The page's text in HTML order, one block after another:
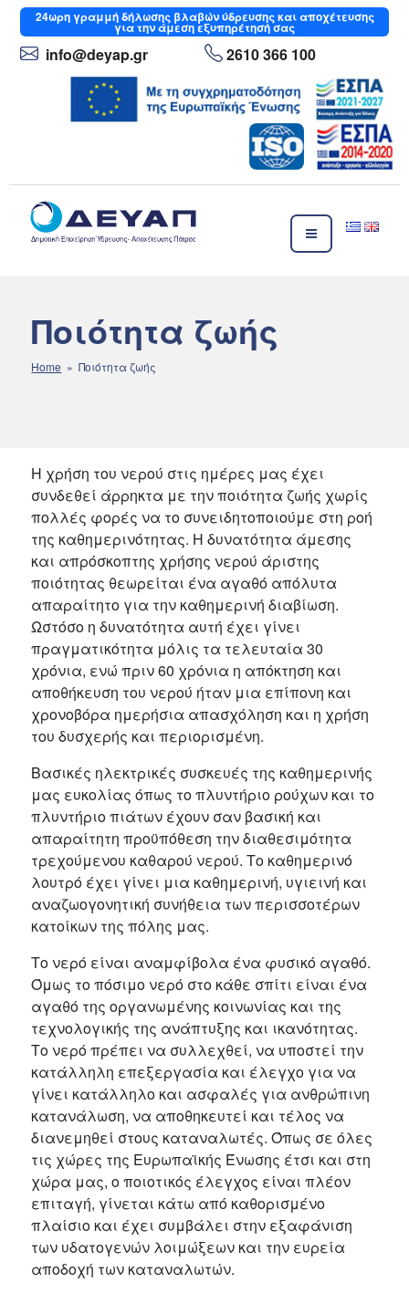
Μετάβαση
στο
περιεχόμενο
24ωρηγραμμή δήλωσης βλαβών ύδρευσης και αποχέτευσης
για την άμεση εξυπηρέτησή σας
info@deyap.gr 2610 366 100
Δημοτική Επιχείρηση Ύδρευσης- Αποχέτευσης Πάτρας
Ποιότητα ζωής
Home » Ποιότητα ζωής
Η χρήση του νερού στις ημέρες μας έχει
συνδεθεί άρρηκτα με την ποιότητα ζωής χωρίς
πολλές φορές να το συνειδητοποιούμε στη ροή
της καθημερινότητας. Η δυνατότητα άμεσης
και απρόσκοπτης χρήσης νερού άριστης
ποιότητας θεωρείται ένα αγαθό απόλυτα
απαραίτητο για την καθημερινή διαβίωση.
Ωστόσο η δυνατότητα αυτή έχει γίνει
πραγματικότητα μόλις τα τελευταία 30
χρόνια, ενώ πριν 60 χρόνια η απόκτηση και
αποθήκευση του νερού ήταν μια επίπονη και
χρονοβόρα ημερήσια απασχόληση και η χρήση
του δυσχερής και περιορισμένη.
Βασικές ηλεκτρικές συσκευές της καθημερινής
μας ευκολίας όπως το πλυντήριο ρούχων και το
πλυντήριο πιάτων έχουν σαν βασική και
απαραίτητη προϋπόθεση την διαθεσιμότητα
τρεχούμενου καθαρού νερού. Το καθημερινό
λουτρό έχει γίνει μια καθημερινή, υγιεινή και
αναζωογονητική συνήθεια των περισσοτέρων
κατοίκων της πόλης μας.
Το νερό είναι αναμφίβολα ένα φυσικό αγαθό.
Όμως το πόσιμο νερό στο κάθε σπίτι είναι ένα
αγαθό της οργανωμένης κοινωνίας και της
τεχνολογικής της ανάπτυξης και ικανότητας.
Το νερό πρέπει να συλλεχθεί, να υποστεί την
κατάλληλη επεξεργασία και έλεγχο για να
γίνει κατάλληλο και ασφαλές για ανθρώπινη
κατανάλωση, να αποθηκευτεί και τέλος να
διανεμηθεί στους καταναλωτές. Όπως σε όλες
τις χώρες της Ευρωπαϊκής Ένωσης έτσι και στη
χώρα μας, ο ποιοτικός έλεγχος είναι πλέον
επιταγή, γίνεται κάτω από καθορισμένο
πλαίσιο και έχει συμβάλει στην εξαφάνιση
των υδατογενών λοιμώξεων και την ευρεία
αποδοχή των καταναλωτών.